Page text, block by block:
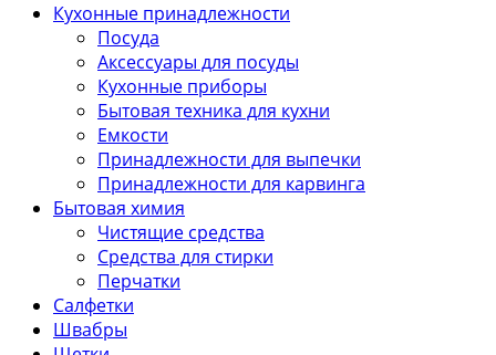
Кухонные принадлежности
Посуда
Аксессуары для посуды
Кухонные приборы
Бытовая техника для кухни
Емкости
Принадлежности для выпечки
Принадлежности для карвинга
Бытовая химия
Чистящие средства
Средства для стирки
Перчатки
Салфетки
Швабры